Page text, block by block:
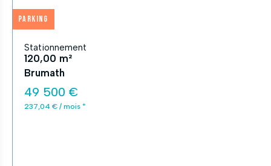
Parking
Stationnement
120,00 m²
Brumath
49 500 €
237,04 € / mois *